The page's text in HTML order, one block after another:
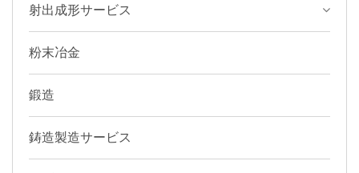
射出成形サービス
粉末冶金
鍛造
鋳造製造サービス